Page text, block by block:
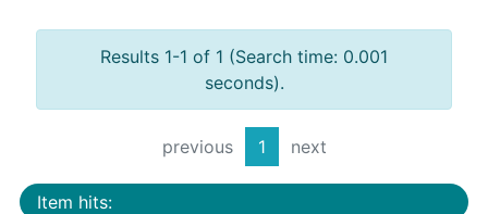
Results 1-1 of 1 (Search time: 0.001
seconds).
previous 1 next
Item hits: